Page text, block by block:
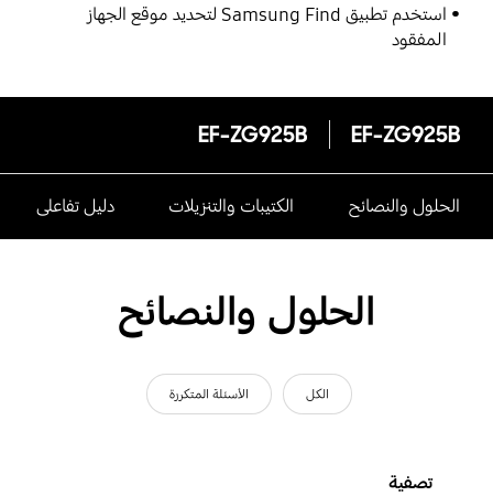
استخدم تطبيق Samsung Find لتحديد موقع الجهاز
المفقود
EF-ZG925B
EF-ZG925B
الحلول والنصائح الكتيبات والتنزيلات دليل تفاعلى
الحلول والنصائح
الكل الأسئلة المتكررة
تصفية